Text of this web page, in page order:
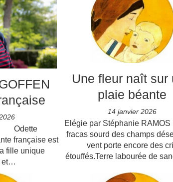
française est
fille unique
et…
Une fleur naît sur
plaie béante
14 janvier 2026
Elégie par Stéphanie RAMOS
fracas sourd des champs
vent porte encore des
étouffés.Terre labourée de